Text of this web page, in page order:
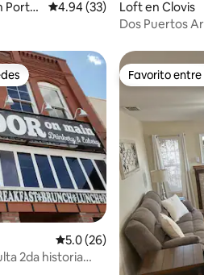
evaluaciones
Portal
Calificación promedio: 4.94
4.94 (33)
Loft en Clovis
Dos Puertos
Calificación promedio: 5.0
5.0 (26)
2da historia
Favorito
Favorito